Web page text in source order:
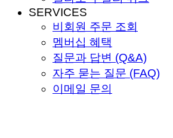
SERVICES
비회원 주문 조회
멤버십 혜택
질문과 답변 (Q&A)
자주 묻는 질문 (FAQ)
이메일 문의